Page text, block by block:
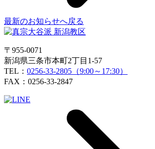
最新のお知らせへ戻る
〒955-0071
新潟県三条市本町2丁目1-57
TEL： 0256-33-2805（9:00～17:30）
FAX：0256-33-2847